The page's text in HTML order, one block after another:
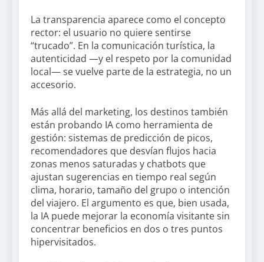
La transparencia aparece como el concepto
rector: el usuario no quiere sentirse
“trucado”. En la comunicación turística, la
autenticidad —y el respeto por la comunidad
local— se vuelve parte de la estrategia, no un
accesorio.
Más allá del marketing, los destinos también
están probando IA como herramienta de
gestión: sistemas de predicción de picos,
recomendadores que desvían flujos hacia
zonas menos saturadas y chatbots que
ajustan sugerencias en tiempo real según
clima, horario, tamaño del grupo o intención
del viajero. El argumento es que, bien usada,
la IA puede mejorar la economía visitante sin
concentrar beneficios en dos o tres puntos
hipervisitados.